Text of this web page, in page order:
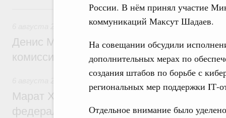
России. В нём принял участие
коммуникаций Максут Шадаев.
На совещании обсудили
дополнительных мерах по
создания штабов по борьбе с
региональных мер поддержки IТ-
Отдельное внимание было
6 августа, четверг
Общие вопросы промышленной политики
Денис Мантуров провёл заседание
комиссии по промышленности
Регулирование в сфере строительства
Марат Хуснуллин: Более 130
федерального значения построено под